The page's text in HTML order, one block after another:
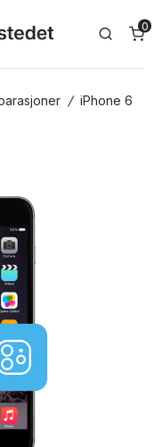
Search
0
/ iPhone 6